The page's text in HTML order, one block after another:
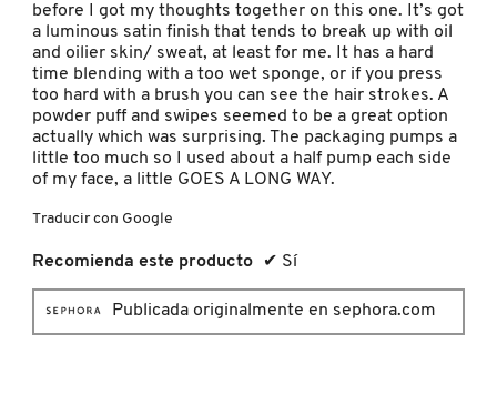
PATCHOLOGY
PATRICK TA
PEACE OUT SKINCARE
PETER THOMAS ROTH
PHLUR
before I got my thoughts together on this one. It’s got
a luminous satin finish that tends to break up with oil
and oilier skin/ sweat, at least for me. It has a hard
time blending with a too wet sponge, or if you press
too hard with a brush you can see the hair strokes. A
powder puff and swipes seemed to be a great option
actually which was surprising. The packaging pumps a
little too much so I used about a half pump each side
of my face, a little GOES A LONG WAY.
Traducir con Google
Recomienda este producto ✔ Sí
Publicada originalmente en sephora.com